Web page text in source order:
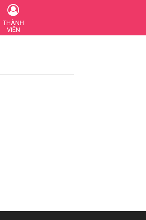
THÀNH
VIÊN